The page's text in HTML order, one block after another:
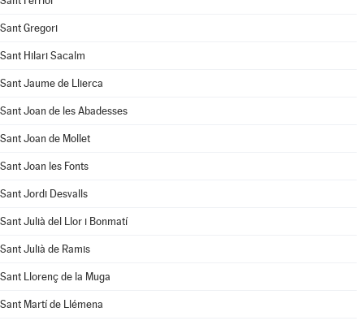
Sant Gregori
Sant Hilari Sacalm
Sant Jaume de Llierca
Sant Joan de les Abadesses
Sant Joan de Mollet
Sant Joan les Fonts
Sant Jordi Desvalls
Sant Julià del Llor i Bonmatí
Sant Julià de Ramis
Sant Llorenç de la Muga
Sant Martí de Llémena